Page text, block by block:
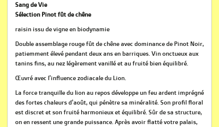
Sang de Vie
Sélection Pinot fût de chêne
raisin issu de vigne en biodynamie
Double assemblage rouge fût de chêne avec dominance de Pinot Noir,
patiemment élevé pendant deux ans en barriques. Vin onctueux aux
tanins fins, au nez légèrement vanillé et au fruité bien équilibré.
Œuvré avec l’influence zodiacale du Lion.
La force tranquille du lion au repos développe un feu ardent imprégné
des fortes chaleurs d’août, qui pénètre sa minéralité. Son profil floral
est discret et son fruité harmonieux et équilibré. Sûr de sa structure,
on en ressent une grande puissance. Après avoir flatté votre palais,